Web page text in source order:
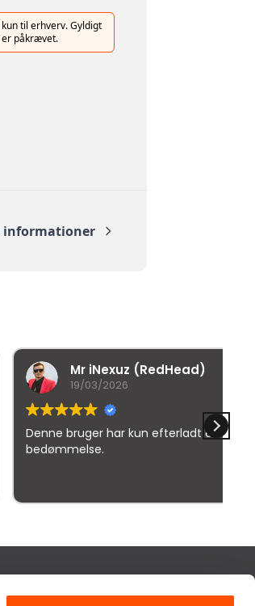
til erhverv. Gyldigt
er påkrævet.
informationer
Mr iNexuz (RedHead)
19/03/2026
bruger har kun efterladt en